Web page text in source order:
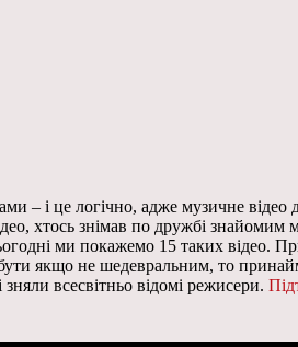
– і це логічно, адже музичне
хтось знімав по дружбі знайомим
ми покажемо 15 таких
якщо не шедевральним, то
всесвітньо відомі режисери.